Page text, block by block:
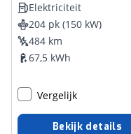
Elektriciteit
204 pk (150 kW)
484 km
67,5 kWh
Vergelijk
Bekijk details